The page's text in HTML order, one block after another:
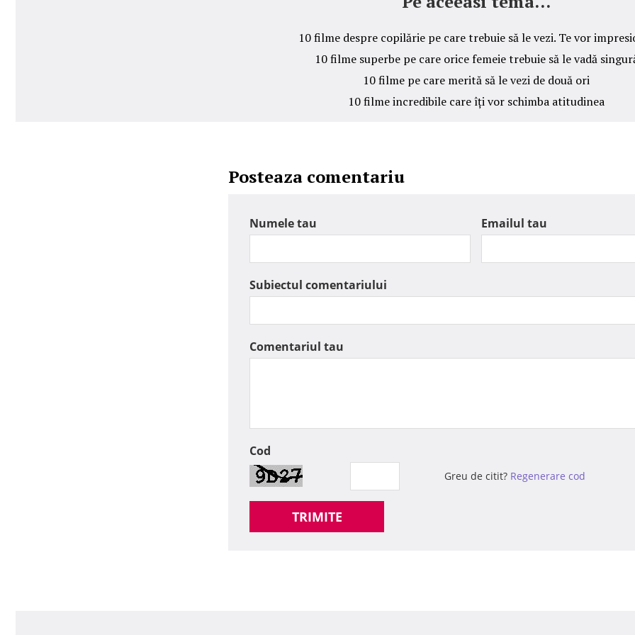
10 filme despre copilărie pe care trebuie să le vezi. Te vor
10 filme superbe pe care orice femeie trebuie să le vadă
10 filme pe care merită să le vezi de două ori
10 filme incredibile care îți vor schimba atitudinea
Posteaza comentariu
Numele tau Emailul tau
Subiectul comentariului
Comentariul tau
Cod
Greu de citit? Regenerare cod
TRIMITE